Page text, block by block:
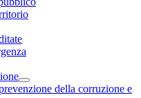
della corruzione e